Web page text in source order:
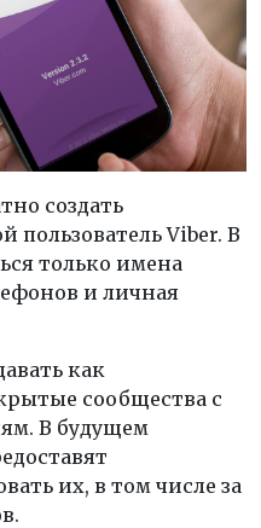
создать
пользователь Viber. В
только имена
и личная
как
сообщества с
В будущем
их, в том числе за